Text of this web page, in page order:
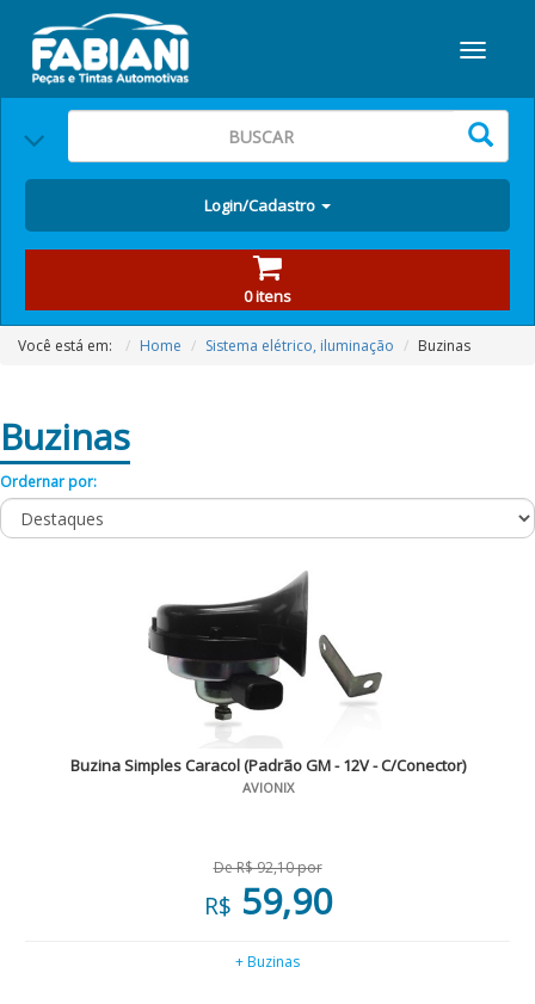
Login/Cadastro
0 itens
Você está em: Home Sistema elétrico, iluminação Buzinas
Buzinas
Ordernar por:
Buzina Simples Caracol (Padrão GM - 12V - C/Conector)
AVIONIX
De R$ 92,10 por
R$ 59,90
+ Buzinas